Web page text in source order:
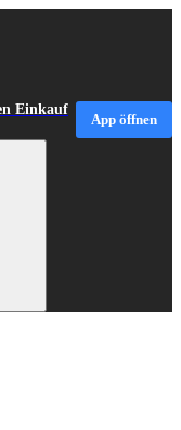
Einkauf
App öffnen